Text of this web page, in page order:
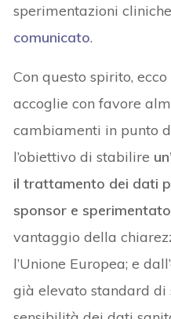
sperimentazioni
comunicato.
Con questo spirito,
accoglie con favore
cambiamenti in punto
l’obiettivo di stabilire
il trattamento dei dati
sponsor e
vantaggio della
l’Unione Europea; e
già elevato standard di